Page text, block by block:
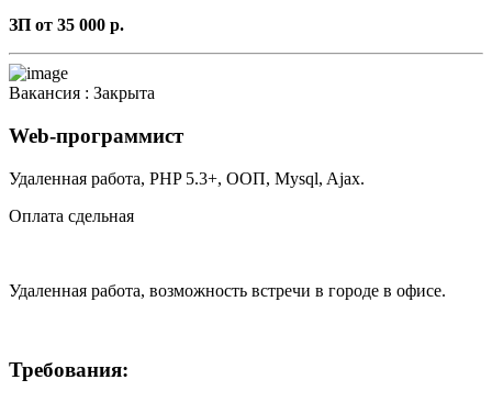
ЗП от 35 000 р.
Вакансия : Закрыта
Web-программист
Удаленная работа, PHP 5.3+, ООП, Mysql, Ajax.
Оплата сдельная
Удаленная работа, возможность встречи в городе в офисе.
Требования: